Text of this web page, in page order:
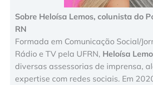
Sobre Heloísa Lemos, colunista do
RN
Formada em Comunicação Social/
Rádio e TV pela UFRN, Heloísa
diversas assessorias de imprensa,
expertise com redes sociais. Em